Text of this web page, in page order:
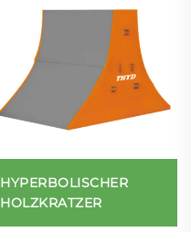
HYPERBOLISCHER
HOLZKRATZER